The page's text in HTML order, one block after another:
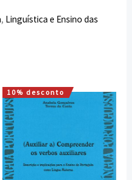
, Linguística e Ensino das
10% desconto
O
preço
8,00 €.
O
preço
7,20 €.